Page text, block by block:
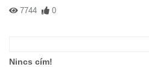
7744 0
Nincs cím!